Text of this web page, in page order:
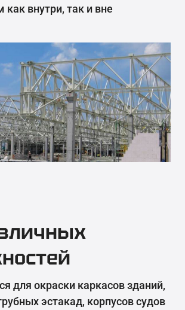
как внутри, так и вне
для окраски каркасов зданий,
эстакад, корпусов судов